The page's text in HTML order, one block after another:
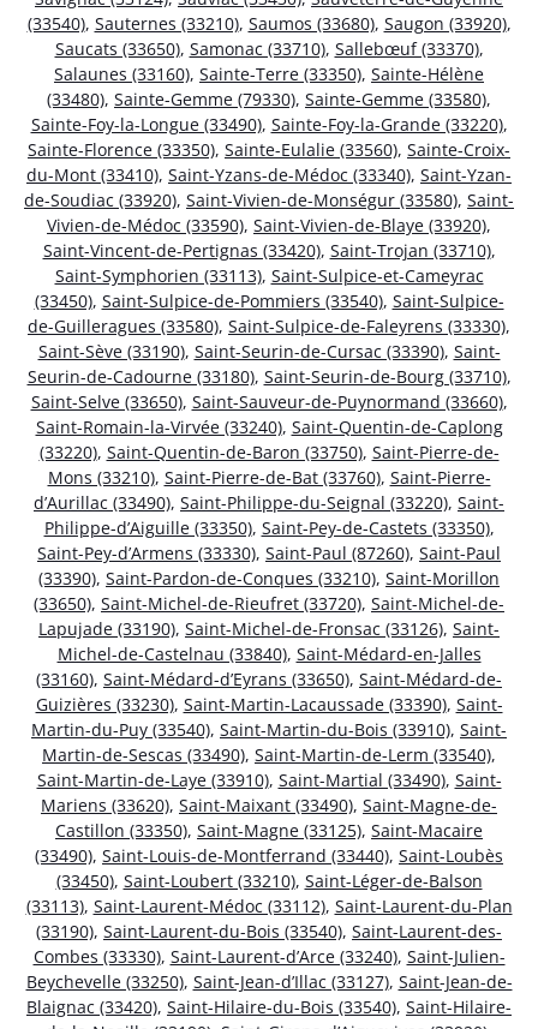
(33540), Sauternes (33210), Saumos (33680), Saugon (33920),
Saucats (33650), Samonac (33710), Sallebœuf (33370),
Salaunes (33160), Sainte-Terre (33350), Sainte-Hélène
(33480), Sainte-Gemme (79330), Sainte-Gemme (33580),
Sainte-Foy-la-Longue (33490), Sainte-Foy-la-Grande (33220),
Sainte-Florence (33350), Sainte-Eulalie (33560), Sainte-Croix-
du-Mont (33410), Saint-Yzans-de-Médoc (33340), Saint-Yzan-
de-Soudiac (33920), Saint-Vivien-de-Monségur (33580), Saint-
Vivien-de-Médoc (33590), Saint-Vivien-de-Blaye (33920),
Saint-Vincent-de-Pertignas (33420), Saint-Trojan (33710),
Saint-Symphorien (33113), Saint-Sulpice-et-Cameyrac
(33450), Saint-Sulpice-de-Pommiers (33540), Saint-Sulpice-
de-Guilleragues (33580), Saint-Sulpice-de-Faleyrens (33330),
Saint-Sève (33190), Saint-Seurin-de-Cursac (33390), Saint-
Seurin-de-Cadourne (33180), Saint-Seurin-de-Bourg (33710),
Saint-Selve (33650), Saint-Sauveur-de-Puynormand (33660),
Saint-Romain-la-Virvée (33240), Saint-Quentin-de-Caplong
(33220), Saint-Quentin-de-Baron (33750), Saint-Pierre-de-
Mons (33210), Saint-Pierre-de-Bat (33760), Saint-Pierre-
d’Aurillac (33490), Saint-Philippe-du-Seignal (33220), Saint-
Philippe-d’Aiguille (33350), Saint-Pey-de-Castets (33350),
Saint-Pey-d’Armens (33330), Saint-Paul (87260), Saint-Paul
(33390), Saint-Pardon-de-Conques (33210), Saint-Morillon
(33650), Saint-Michel-de-Rieufret (33720), Saint-Michel-de-
Lapujade (33190), Saint-Michel-de-Fronsac (33126), Saint-
Michel-de-Castelnau (33840), Saint-Médard-en-Jalles
(33160), Saint-Médard-d’Eyrans (33650), Saint-Médard-de-
Guizières (33230), Saint-Martin-Lacaussade (33390), Saint-
Martin-du-Puy (33540), Saint-Martin-du-Bois (33910), Saint-
Martin-de-Sescas (33490), Saint-Martin-de-Lerm (33540),
Saint-Martin-de-Laye (33910), Saint-Martial (33490), Saint-
Mariens (33620), Saint-Maixant (33490), Saint-Magne-de-
Castillon (33350), Saint-Magne (33125), Saint-Macaire
(33490), Saint-Louis-de-Montferrand (33440), Saint-Loubès
(33450), Saint-Loubert (33210), Saint-Léger-de-Balson
(33113), Saint-Laurent-Médoc (33112), Saint-Laurent-du-Plan
(33190), Saint-Laurent-du-Bois (33540), Saint-Laurent-des-
Combes (33330), Saint-Laurent-d’Arce (33240), Saint-Julien-
Beychevelle (33250), Saint-Jean-d’Illac (33127), Saint-Jean-de-
Blaignac (33420), Saint-Hilaire-du-Bois (33540), Saint-Hilaire-